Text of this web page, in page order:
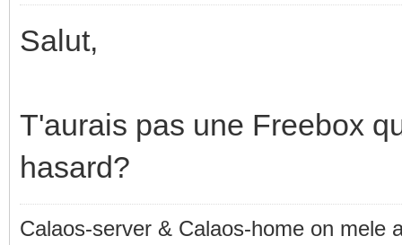
Salut,
T'aurais pas une Freebox
hasard?
Calaos-server & Calaos-home on mele